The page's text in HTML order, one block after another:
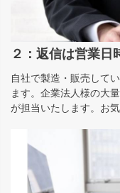
２：返信は営業日
自社で製造・販売して
ます。企業法人様の大
が担当いたします。お